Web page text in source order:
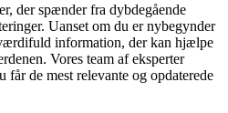
der spænder fra dybdegående
Uanset om du er nybegynder
information, der kan hjælpe
Vores team af eksperter
får de mest relevante og opdaterede